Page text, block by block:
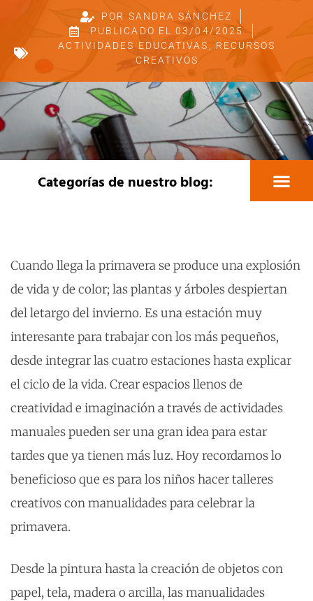
POR SANDRA SÁNCHEZ
PUBLICADO EL 03/04/2025
ACTIVIDADES EDUCATIVAS , RECURSOS
CREATIVOS
Categorías de nuestro blog:
Cuando llega la primavera se produce una explosión
de vida y de color; las plantas y árboles despiertan
del letargo del invierno. Es una estación muy
interesante para trabajar con los más pequeños,
desde integrar las cuatro estaciones hasta explicar
el ciclo de la vida. Crear espacios llenos de
creatividad e imaginación a través de actividades
manuales pueden ser una gran idea para estar
tardes que ya tienen más luz. Hoy recordamos lo
beneficioso que es para los niños hacer talleres
creativos con manualidades para celebrar la
primavera.
Desde la pintura hasta la creación de objetos con
papel, tela, madera o arcilla, las manualidades